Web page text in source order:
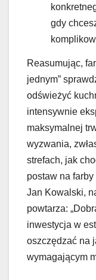
gdy
Reasumując,
jednym”
odświeżyć
intensywnie
maksymalnej
wyzwania,
strefach, jak
postaw na
Jan Kowalski,
powtarza:
inwestycja w
oszczędzać na
wymagającym